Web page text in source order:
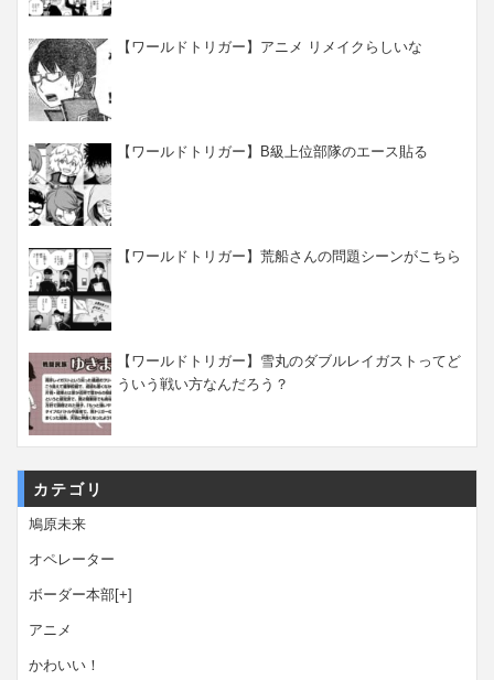
【ワールドトリガー】アニメ リメイクらしいな
【ワールドトリガー】B級上位部隊のエース貼る
【ワールドトリガー】荒船さんの問題シーンがこちら
【ワールドトリガー】雪丸のダブルレイガストってど
ういう戦い方なんだろう？
カテゴリ
鳩原未来
オペレーター
ボーダー本部[+]
アニメ
かわいい！